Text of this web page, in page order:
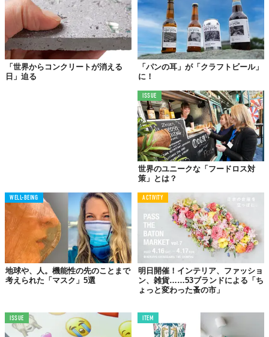
© iStock.com/DmyTo
イスラエルの環境保護大臣であるGila Gamliel氏は、
これを受けて、イスラエルは毛皮の販売を禁止した世界初の国家
アメリカでは一部の州ですでに同様の規制がおこなわれている
が、国レベルで禁止した例は世界で初めてとのこと。
犬の散歩は1日2回以上！ドイツが「法律」で義務付け
へ
「世界からコンクリートが消える
日」迫る
「パンの耳」が「クラフトビール」
に！
ISSUE
世界のユニークな「フードロス対
策」とは？
WELL-BEING
地球や、人。機能性の先のことまで
考えられた「マスク」5選
ACTIVITY
明日開催！インテリア、ファッショ
ン、雑貨……53ブランドによる「ち
ょっと変わった蚤の市」
ISSUE ITEM